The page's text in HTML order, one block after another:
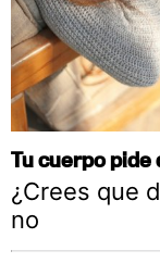
Tu cuerpo pide
¿Crees que
no